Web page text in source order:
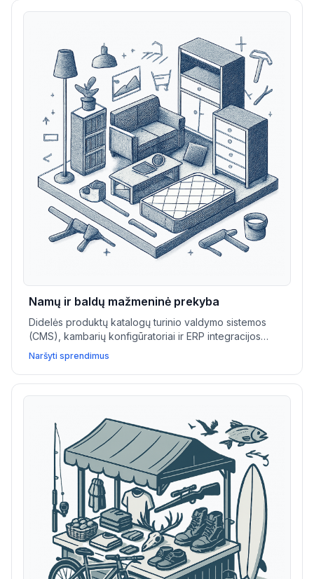
Namų ir baldų mažmeninė prekyba
Didelės produktų katalogų turinio valdymo sistemos
(CMS), kambarių konfigūratoriai ir ERP integracijos
padeda namų ir baldų parduotuvėms demonstruoti
atsargas, pasiūlyti finansavimą ir paspartinti logistiką.
Naršyti sprendimus